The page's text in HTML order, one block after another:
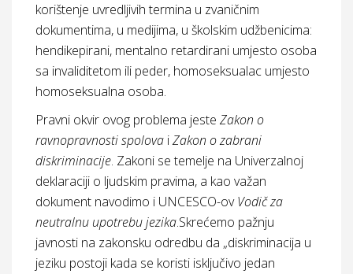
korištenje uvredljivih termina u zvaničnim
dokumentima, u medijima, u školskim udžbenicima:
hendikepirani, mentalno retardirani umjesto osoba
sa invaliditetom ili peder, homoseksualac umjesto
homoseksualna osoba.
Pravni okvir ovog problema jeste Zakon o
ravnopravnosti spolova iZakon o zabrani
diskriminacije. Zakoni se temelje na Univerzalnoj
deklaraciji o ljudskim pravima, a kao važan
dokument navodimo i UNCESCO-ovVodič za
neutralnu upotrebu jezika.Skrećemo pažnju
javnosti na zakonsku odredbu da „diskriminacija u
jeziku postoji kada se koristi isključivo jedan